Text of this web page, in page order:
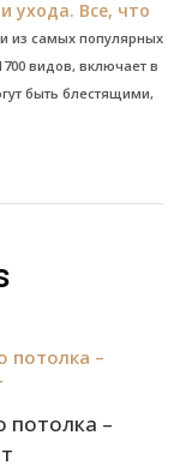
ухода. Все, что
из самых популярных
видов, включает в
быть блестящими,
потолка –